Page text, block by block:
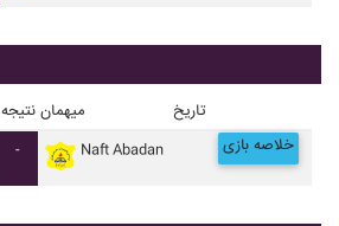
نتیجه میهمان تاریخ
- Naft Abadan خلاصه بازی